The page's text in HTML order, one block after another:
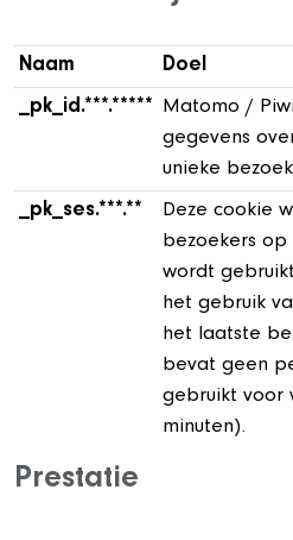
Prestatie
Naam
Doel
_pk_id.***.***** Matomo /
gegevens
unieke
_pk_ses.***.**
Deze cookie
bezoekers
wordt
het gebruik
het laatste
bevat geen
gebruikt voor
minuten).